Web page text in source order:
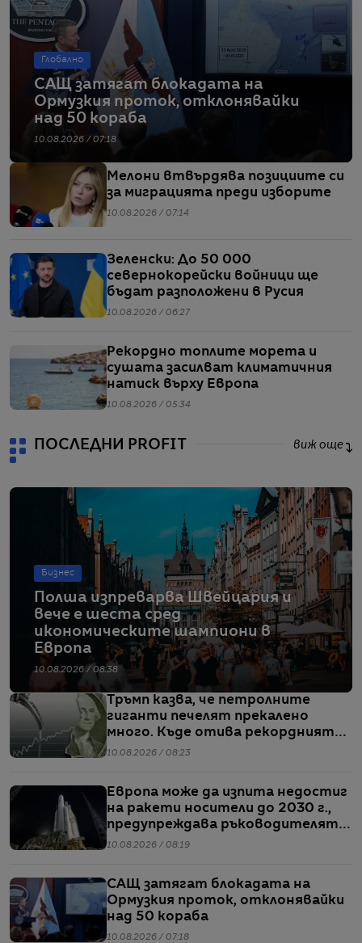
Глобално
САЩ затягат блокадата на
Ормузкия проток, отклонявайки
над 50 кораба
10.08.2026 / 07:18
Мелони втвърдява позициите си
за миграцията преди изборите
10.08.2026 / 07:14
Зеленски: До 50 000
севернокорейски войници ще
бъдат разположени в Русия
10.08.2026 / 06:27
Рекордно топлите морета и
сушата засилват климатичния
натиск върху Европа
10.08.2026 / 05:34
ПОСЛЕДНИ PROFIT виж още
Бизнес
Полша изпреварва Швейцария и
вече е шеста сред
икономическите шампиони в
Европа
10.08.2026 / 08:38
Тръмп казва, че петролните
гиганти печелят прекалено
много. Къде отива рекордният
им кеш?
10.08.2026 / 08:23
Европа може да изпита недостиг
на ракети носители до 2030 г.,
предупреждава ръководителят
на ЕКА
10.08.2026 / 08:19
САЩ затягат блокадата на
Ормузкия проток, отклонявайки
над 50 кораба
10.08.2026 / 07:18